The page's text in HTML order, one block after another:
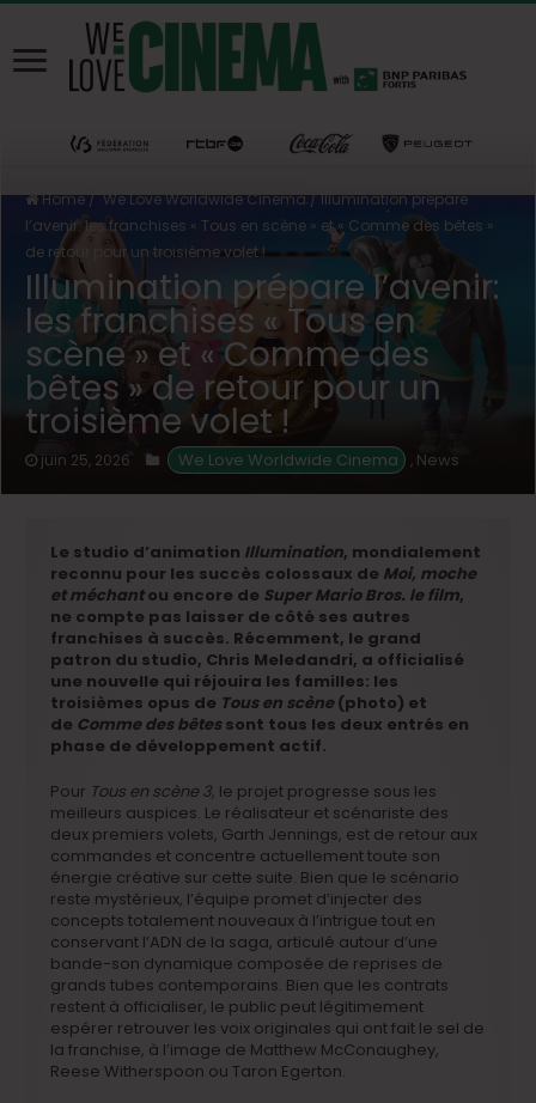
Home/We Love Worldwide Cinema/Illumination prépare
l’avenir: les franchises « Tous en scène » et « Comme des bêtes »
de retour pour un troisième volet !
Illumination prépare l’avenir:
les franchises « Tous en
scène » et « Comme des
bêtes » de retour pour un
troisième volet !
juin 25, 2026 We Love Worldwide Cinema , News
Le studio d’animation Illumination, mondialement
reconnu pour les succès colossaux de Moi, moche
et méchantou encore de Super Mario Bros. le film,
ne compte pas laisser de côté ses autres
franchises à succès. Récemment, le grand
patron du studio, Chris Meledandri, a officialisé
une nouvelle qui réjouira les familles: les
troisièmes opus de Tous en scène(photo) et
de Comme des bêtessont tous les deux entrés en
phase de développement actif.
Pour Tous en scène 3, le projet progresse sous les
meilleurs auspices. Le réalisateur et scénariste des
deux premiers volets, Garth Jennings, est de retour aux
commandes et concentre actuellement toute son
énergie créative sur cette suite. Bien que le scénario
reste mystérieux, l’équipe promet d’injecter des
concepts totalement nouveaux à l’intrigue tout en
conservant l’ADN de la saga, articulé autour d’une
bande-son dynamique composée de reprises de
grands tubes contemporains. Bien que les contrats
restent à officialiser, le public peut légitimement
espérer retrouver les voix originales qui ont fait le sel de
la franchise, à l’image de Matthew McConaughey,
Reese Witherspoon ou Taron Egerton.